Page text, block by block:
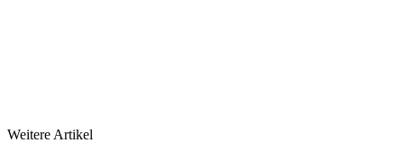
Weitere Artikel